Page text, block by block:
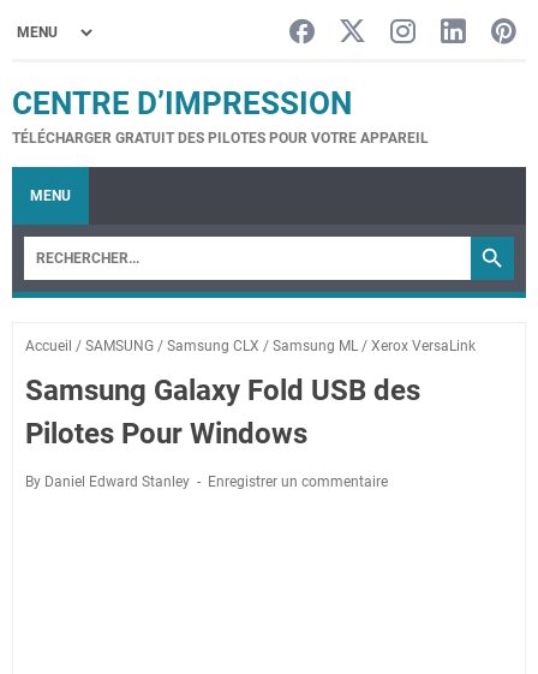
CENTRE D’IMPRESSION
TÉLÉCHARGER GRATUIT DES PILOTES POUR VOTRE APPAREIL
MENU
Accueil / SAMSUNG / Samsung CLX / Samsung ML / Xerox VersaLink
Samsung Galaxy Fold USB des
Pilotes Pour Windows
By Daniel Edward Stanley Enregistrer un commentaire